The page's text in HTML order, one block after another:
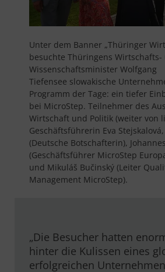
Unter dem Banner „Thüringer
besuchte Thüringens Wirtschafts-
Wissenschaftsminister Wolfgang
Tiefensee slowakische
Programm der Tage: ein tiefer
bei MicroStep. Teilnehmer des
Wirtschaft und Politik (weiter von
Geschäftsführerin Eva
(Deutsche Botschafterin),
(Geschäftsführer MicroStep
und Mikuláš Bučinský (Leiter
Management MicroStep).
„Die Besucher hatten
hinter die Kulissen eines
erfolgreichen